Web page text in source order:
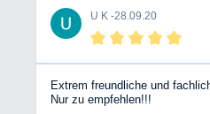
Scheibe von abschneiden. Die
Nochmals dickes Lob dem
Udo Krines
U K -28.09.20
Extrem freundliche und
Nur zu empfehlen!!!